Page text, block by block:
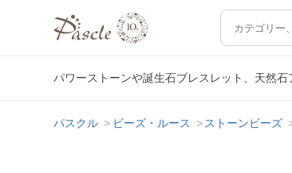
パワーストーンや誕生石ブレスレット、天然
パスクル ビーズ・ルース ストーンビーズ